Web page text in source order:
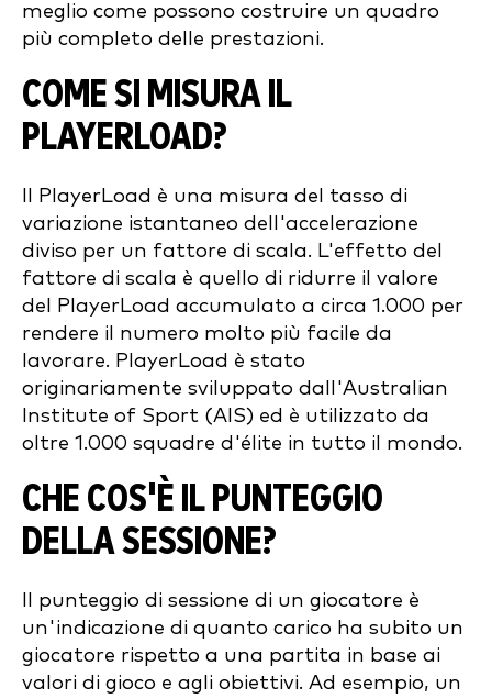
meglio come possono costruire un quadro
più completo delle prestazioni.
COME SI MISURA IL
PLAYERLOAD?
Il PlayerLoad è una misura del tasso di
variazione istantaneo dell'accelerazione
diviso per un fattore di scala. L'effetto del
fattore di scala è quello di ridurre il valore
del PlayerLoad accumulato a circa 1.000 per
rendere il numero molto più facile da
lavorare. PlayerLoad è stato
originariamente sviluppato dall'Australian
Institute of Sport (AIS) ed è utilizzato da
oltre 1.000 squadre d'élite in tutto il mondo.
CHE COS'È IL PUNTEGGIO
DELLA SESSIONE?
Il punteggio di sessione di un giocatore è
un'indicazione di quanto carico ha subito un
giocatore rispetto a una partita in base ai
valori di gioco e agli obiettivi. Ad esempio, un